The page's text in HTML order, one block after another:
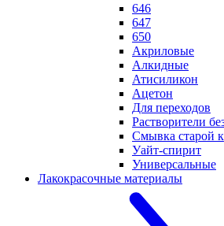
646
647
650
Акриловые
Алкидные
Атисиликон
Ацетон
Для переходов
Растворители
Смывка старой
Уайт-спирит
Универсальные
Лакокрасочные материалы